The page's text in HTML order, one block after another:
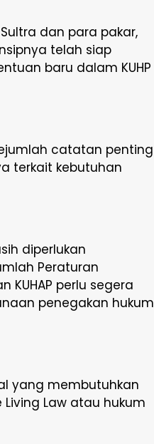
dan para pakar,
telah siap
baru dalam KUHP
catatan penting
terkait kebutuhan
diperlukan
Peraturan
KUHAP perlu segera
penegakan hukum
yang membutuhkan
Law atau hukum